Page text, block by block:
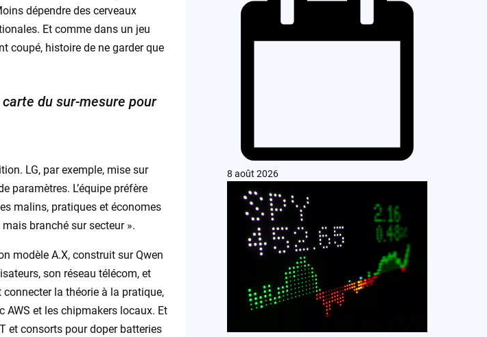
dépendre des cerveaux
Et comme dans un jeu
coupé, histoire de ne garder que
du sur-mesure pour
LG, par exemple, mise sur
paramètres. L’équipe préfère
malins, pratiques et économes
branché sur secteur ».
modèle A.X, construit sur Qwen
son réseau télécom, et
la théorie à la pratique,
AWS et les chipmakers locaux. Et
et consorts pour doper batteries
8 août 2026